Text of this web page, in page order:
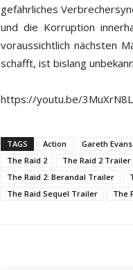
gefährliches
und die Korruption
voraussichtlich nächsten
schafft, ist bislang
https://youtu.be/
TAGS Action Gareth Evans
The Raid 2
The Raid 2 Trailer
The Raid 2: Berandal Trailer
The Raid Sequel Trailer
The